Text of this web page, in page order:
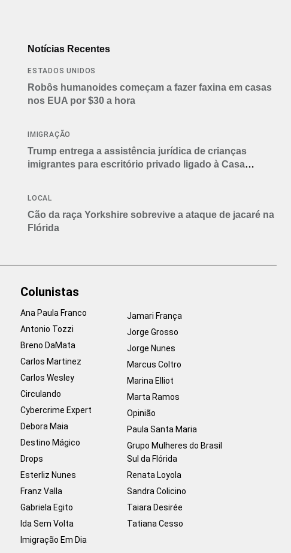
Notícias Recentes
ESTADOS UNIDOS
Robôs humanoides começam a fazer faxina em casas
nos EUA por $30 a hora
IMIGRAÇÃO
Trump entrega a assistência jurídica de crianças
imigrantes para escritório privado ligado à Casa
LOCAL
Cão da raça Yorkshire sobrevive a ataque de jacaré na
Flórida
Colunistas
Ana Paula Franco
Antonio Tozzi
Breno DaMata
Carlos Martinez
Carlos Wesley
Circulando
Cybercrime Expert
Debora Maia
Destino Mágico
Drops
Esterliz Nunes
Franz Valla
Gabriela Egito
Ida Sem Volta
Imigração Em Dia
Jamari França
Jorge Grosso
Jorge Nunes
Marcus Coltro
Marina Elliot
Marta Ramos
Opinião
Paula Santa Maria
Grupo Mulheres do Brasil
Sul da Flórida
Renata Loyola
Sandra Colicino
Taiara Desirée
Tatiana Cesso